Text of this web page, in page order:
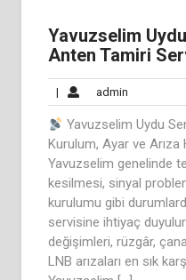
Yavuzselim
Anten Tamiri
| admin
Yavuzselim Uydu
Kurulum, Ayar ve Arıza
Yavuzselim genelinde
kesilmesi, sinyal
kurulumu gibi
servisine ihtiyaç
değişimleri, rüzgâr,
LNB arızaları en sık